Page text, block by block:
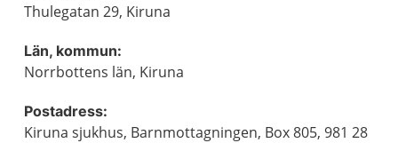
Thulegatan 29, Kiruna
Län, kommun:
Norrbottens län, Kiruna
Postadress:
Kiruna sjukhus, Barnmottagningen, Box 805, 981 28